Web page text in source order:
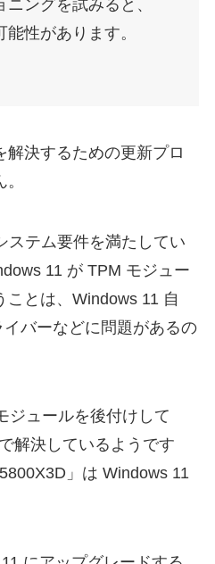
ングを試みると、
性があります。
解決するための更新プロ
ステム要件を満たしてい
11 が TPM モジュー
ことは、Windows 11 自
バーなどに問題があるの
ジュールを後付けして
解決しているようです
」は Windows 11